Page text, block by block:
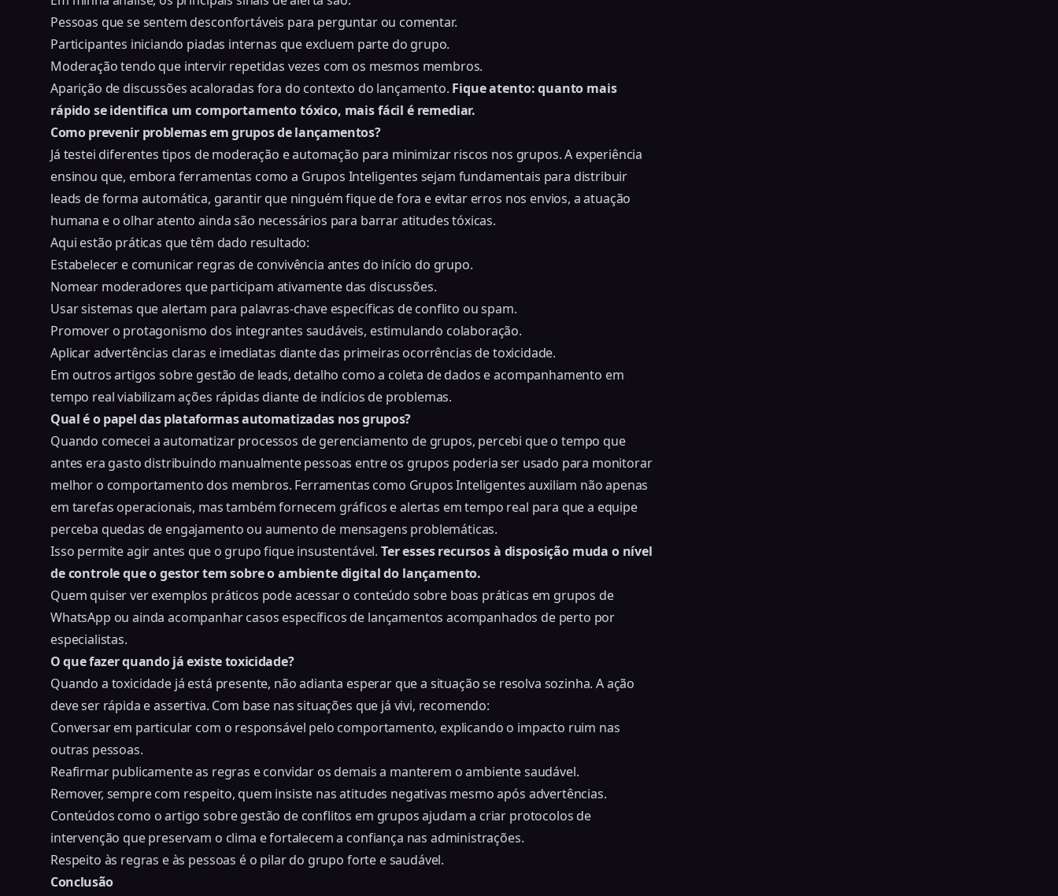
Pessoas que se sentem desconfortáveis para perguntar ou comentar.
Participantes iniciando piadas internas que excluem parte do grupo.
Moderação tendo que intervir repetidas vezes com os mesmos membros.
Aparição de discussões acaloradas fora do contexto do lançamento. Fique atento: quanto mais
rápido se identifica um comportamento tóxico, mais fácil é remediar.
Como prevenir problemas em grupos de lançamentos?
Já testei diferentes tipos de moderação e automação para minimizar riscos nos grupos. A experiência
ensinou que, embora ferramentas como a Grupos Inteligentes sejam fundamentais para distribuir
leads de forma automática, garantir que ninguém fique de fora e evitar erros nos envios, a atuação
humana e o olhar atento ainda são necessários para barrar atitudes tóxicas.
Aqui estão práticas que têm dado resultado:
Estabelecer e comunicar regras de convivência antes do início do grupo.
Nomear moderadores que participam ativamente das discussões.
Usar sistemas que alertam para palavras-chave específicas de conflito ou spam.
Promover o protagonismo dos integrantes saudáveis, estimulando colaboração.
Aplicar advertências claras e imediatas diante das primeiras ocorrências de toxicidade.
Em outros artigos sobre gestão de leads, detalho como a coleta de dados e acompanhamento em
tempo real viabilizam ações rápidas diante de indícios de problemas.
Qual é o papel das plataformas automatizadas nos grupos?
Quando comecei a automatizar processos de gerenciamento de grupos, percebi que o tempo que
antes era gasto distribuindo manualmente pessoas entre os grupos poderia ser usado para monitorar
melhor o comportamento dos membros. Ferramentas como Grupos Inteligentes auxiliam não apenas
em tarefas operacionais, mas também fornecem gráficos e alertas em tempo real para que a equipe
perceba quedas de engajamento ou aumento de mensagens problemáticas.
Isso permite agir antes que o grupo fique insustentável. Ter esses recursos à disposição muda o nível
de controle que o gestor tem sobre o ambiente digital do lançamento.
Quem quiser ver exemplos práticos pode acessar o conteúdo sobre boas práticas em grupos de
WhatsApp ou ainda acompanharcasos específicos de lançamentos acompanhados de perto por
especialistas.
O que fazer quando já existe toxicidade?
Quando a toxicidade já está presente, não adianta esperar que a situação se resolva sozinha. A ação
deve ser rápida e assertiva. Com base nas situações que já vivi, recomendo:
Conversar em particular com o responsável pelo comportamento, explicando o impacto ruim nas
outras pessoas.
Reafirmar publicamente as regras e convidar os demais a manterem o ambiente saudável.
Remover, sempre com respeito, quem insiste nas atitudes negativas mesmo após advertências.
Conteúdos como o artigo sobregestão de conflitos em gruposajudam a criar protocolos de
intervenção que preservam o clima e fortalecem a confiança nas administrações.
Respeito às regras e às pessoas é o pilar do grupo forte e saudável.
Conclusão